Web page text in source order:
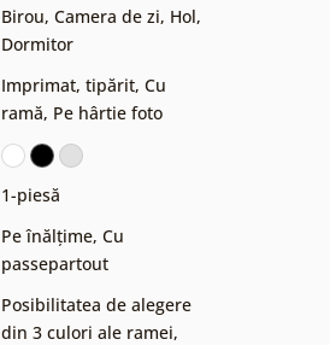
Birou, Camera de zi, Hol,
Dormitor
Imprimat, tipărit, Cu
ramă, Pe hârtie foto
1-piesă
Pe înălțime, Cu
passepartout
Posibilitatea de alegere
din 3 culori ale ramei,